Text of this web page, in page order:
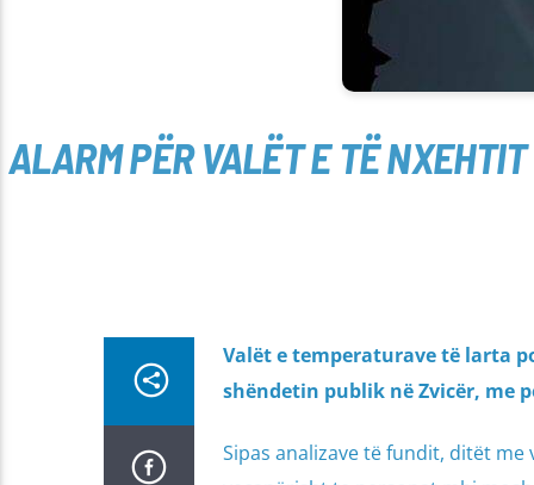
ALARM PËR VALËT E TË
Valët e temperaturave të larta
shëndetin publik në Zvicër, me
Sipas analizave të fundit, ditët